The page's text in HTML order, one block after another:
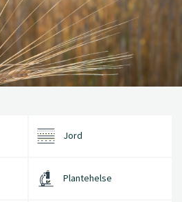
Jord
Plantehelse